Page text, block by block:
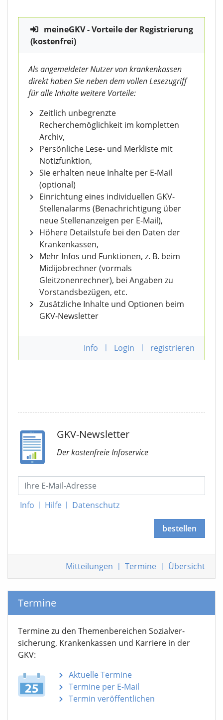
meineGKV - Vorteile der Registrierung
(kostenfrei)
Als angemeldeter Nutzer von krankenkassen
direkt haben Sie neben dem vollen Lesezugriff
für alle Inhalte weitere Vorteile:
Zeitlich unbegrenzte
Recherchemöglichkeit im kompletten
Archiv,
Persönliche Lese- und Merkliste mit
Notizfunktion,
Sie erhalten neue Inhalte per E-Mail
(optional)
Einrichtung eines individuellen GKV-
Stellenalarms (Benachrichtigung über
neue Stellenanzeigen per E-Mail),
Höhere Detailstufe bei den Daten der
Krankenkassen,
Mehr Infos und Funktionen, z. B. beim
Midijobrechner (vormals
Gleitzonenrechner), bei Angaben zu
Vorstandsbezügen, etc.
Zusätzliche Inhalte und Optionen beim
GKV-Newsletter
Info | Login | registrieren
GKV-Newsletter
Der kostenfreie Infoservice
Info | Hilfe | Datenschutz
bestellen
Mitteilungen | Termine | Übersicht
Termine
Termine zu den Themen­bereichen Sozialver­
sicherung, Krankenkassen und Karriere in der
GKV:
Aktuelle Termine
Termine per E-Mail
Termin veröffentlichen